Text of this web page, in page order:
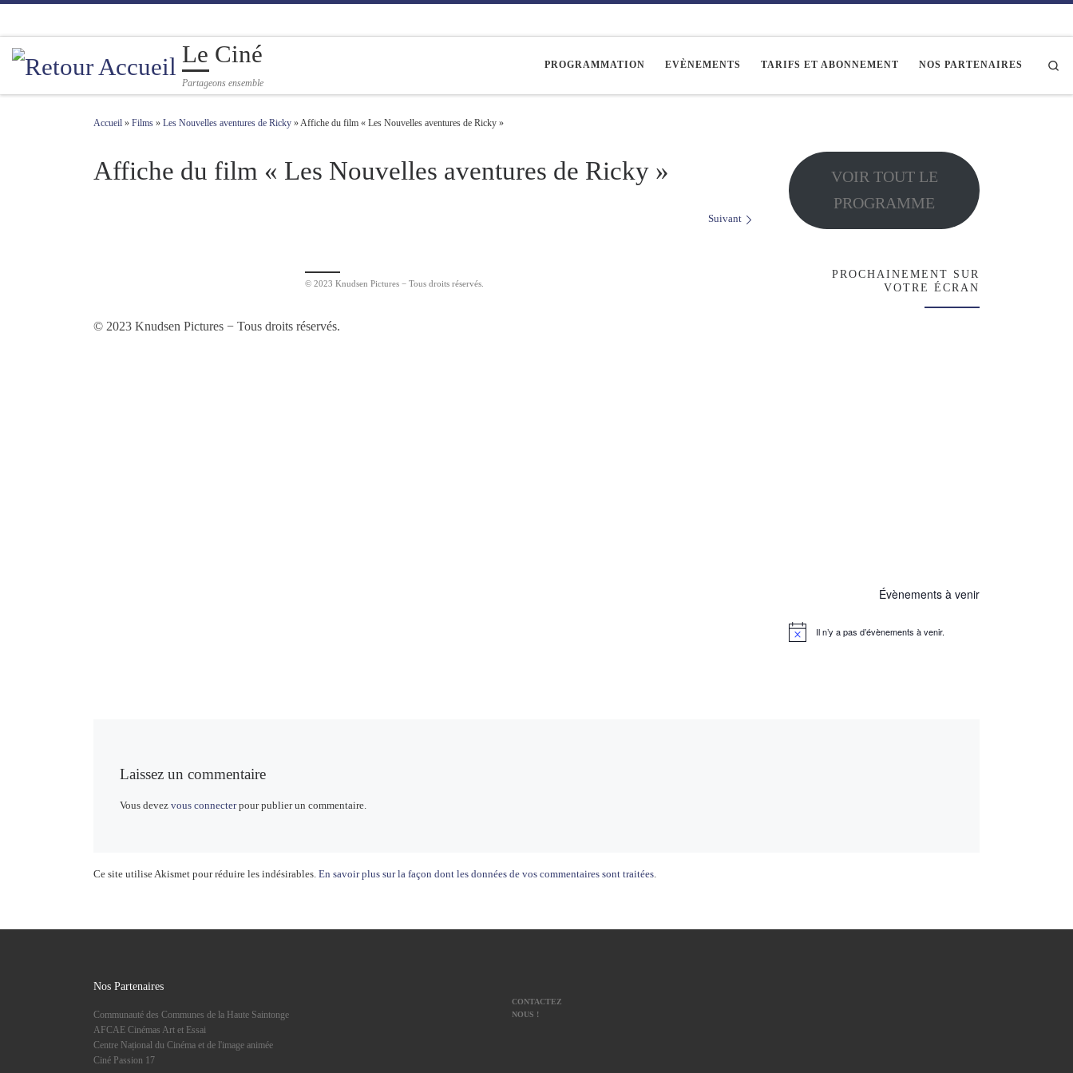
Le Ciné
Partageons ensemble
PROGRAMMATION EVÈNEMENTS TARIFS ET ABONNEMENT NOS PARTENAIRES
Accueil » Films » Les Nouvelles aventures de Ricky »Affiche du film « Les Nouvelles aventures de Ricky »
Affiche du film « Les Nouvelles aventures de Ricky »
Suivant
© 2023 Knudsen Pictures − Tous droits réservés.
© 2023 Knudsen Pictures − Tous droits réservés.
Laissez un commentaire
Vous devez vous connecterpour publier un commentaire.
Ce site utilise Akismet pour réduire les indésirables. En savoir plus sur la façon dont les données de vos commentaires sont traitées.
VOIR TOUT LE
PROGRAMME
PROCHAINEMENT SUR
VOTRE ÉCRAN
Évènements à venir
N
Il n’y a pas d’évènements à venir.
Nos Partenaires
Communauté des Communes de la Haute Saintonge
AFCAE Cinémas Art et Essai
Centre Național du Cinéma et de l'image animée
Ciné Passion 17
CONTACTEZ
NOUS !